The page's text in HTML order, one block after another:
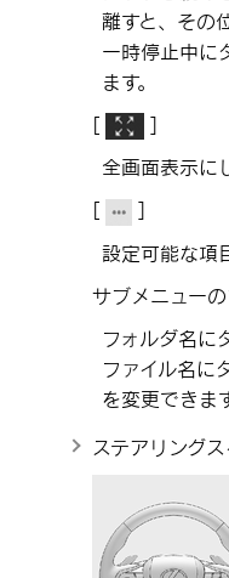
離すと、その
一時停止中に
ます。
[‍
‍]
全画面表示に
[‍
‍]
設定可能な項
サブメニュー
フォルダ名に
ファイル名に
を変更できます
ステアリング